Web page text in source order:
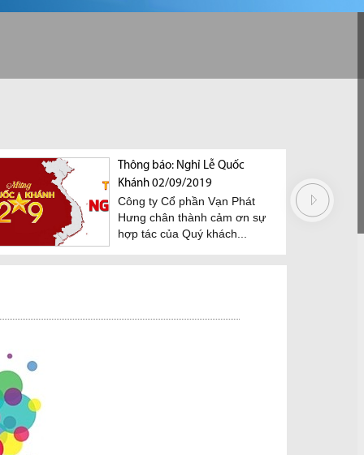
Thông báo: Nghỉ Lễ Quốc
Khánh 02/09/2019
Công ty Cổ phần Vạn Phát
Hưng chân thành cảm ơn sự
hợp tác của Quý khách...